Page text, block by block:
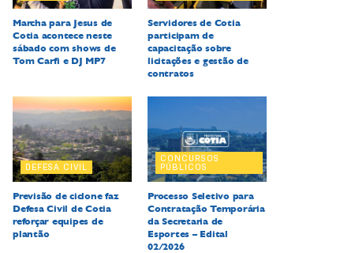
Marcha para Jesus de
Cotia acontece neste
sábado com shows de
Tom Carfi e DJ MP7
Servidores de Cotia
participam de
capacitação sobre
licitações e gestão de
contratos
DEFESA CIVIL
Previsão de ciclone faz
Defesa Civil de Cotia
reforçar equipes de
plantão
CONCURSOS
PÚBLICOS
Processo Seletivo para
Contratação Temporária
da Secretaria de
Esportes – Edital
02/2026